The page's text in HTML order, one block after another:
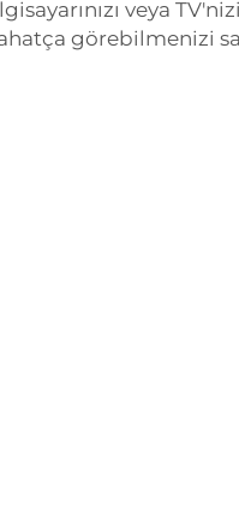
veya
görebilmenizi